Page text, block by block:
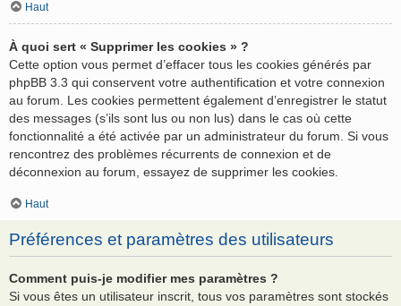
Haut
À quoi sert « Supprimer les cookies » ?
Cette option vous permet d’effacer tous les cookies générés par
phpBB 3.3 qui conservent votre authentification et votre connexion
au forum. Les cookies permettent également d’enregistrer le statut
des messages (s’ils sont lus ou non lus) dans le cas où cette
fonctionnalité a été activée par un administrateur du forum. Si vous
rencontrez des problèmes récurrents de connexion et de
déconnexion au forum, essayez de supprimer les cookies.
Haut
Préférences et paramètres des utilisateurs
Comment puis-je modifier mes paramètres ?
Si vous êtes un utilisateur inscrit, tous vos paramètres sont stockés